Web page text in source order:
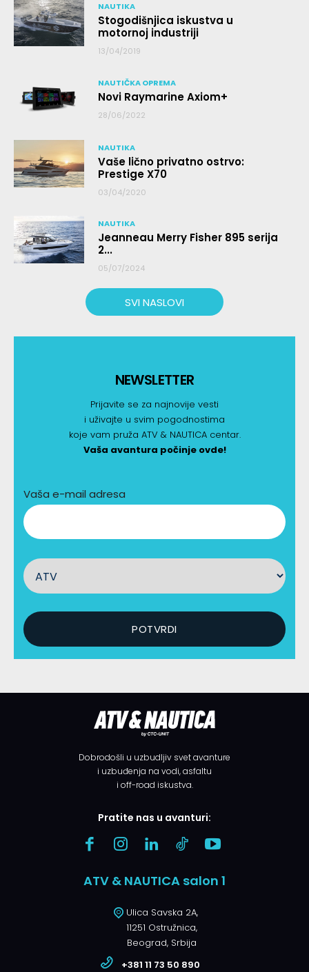
NAUTIKA
Stogodišnjica iskustva u
motornoj industriji
13/04/2019
NAUTIČKA OPREMA
Novi Raymarine Axiom+
28/06/2022
NAUTIKA
Vaše lično privatno ostrvo:
Prestige X70
03/04/2020
NAUTIKA
Jeanneau Merry Fisher 895 serija
2...
05/07/2024
SVI NASLOVI
NEWSLETTER
Prijavite se za najnovije vesti
i uživajte u svim pogodnostima
koje vam pruža ATV & NAUTICA centar.
Vaša avantura počinje ovde!
Vaša e-mail adresa
Dobrodošli u uzbudljiv svet avanture
i uzbuđenja na vodi, asfaltu
i off-road iskustva.
Pratite nas u avanturi:
ATV & NAUTICA salon 1
Ulica Savska 2A,
11251 Ostružnica,
Beograd, Srbija
+381 11 73 50 890